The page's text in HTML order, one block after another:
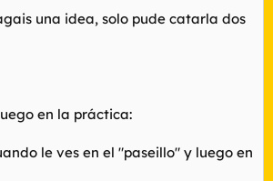
una idea, solo pude catarla dos
en la práctica:
le ves en el "paseillo" y luego en